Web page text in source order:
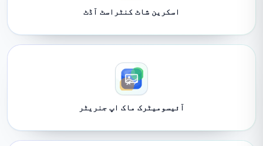
اسکرین شاٹ کنٹراسٹ آڈٹ
آئیسومیٹرک ماک اپ جنریٹر